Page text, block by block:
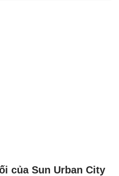
của Sun Urban City